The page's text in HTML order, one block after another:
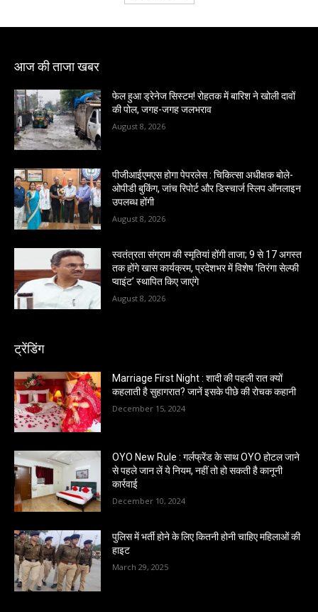
आज की ताजा खबर
फेल हुआ ड्रेनेज सिस्टम! रोहतक में बारिश ने खोली दावों
की पोल, जगह-जगह जलभराव
August 8, 2026
पीजीआईएमएस होगा पेपरलेस : चिकित्सा अधीक्षक बोले-
ओपीडी बुकिंग, जांच रिपोर्ट और डिस्चार्ज स्लिप ऑनलाइन
उपलब्ध होंगी
August 8, 2026
स्वतंत्रता संग्राम की स्मृतियां होंगी ताजा; 9 से 17 अगस्त
तक होंगे खास कार्यक्रम, प्रदेशभर में विशेष ’तिरंगा सेल्फी
प्वाइंट’ स्थापित किए जाएंगे
August 8, 2026
ट्रेंडिंग
Marriage First Night : शादी की पहली रात क्यों
कहलाती है सुहागरात? जानें इसके पीछे की रोचक कहानी
December 15, 2024
OYO New Rule : गर्लफ्रेंड के साथ OYO होटल जाने
से पहले जान लें ये नियम, नहीं तो हो सकती है कानूनी
कार्रवाई
December 10, 2024
पुलिस में भर्ती होने के लिए कितनी होनी चाहिए महिलाओं की
हाइट
March 29, 2025